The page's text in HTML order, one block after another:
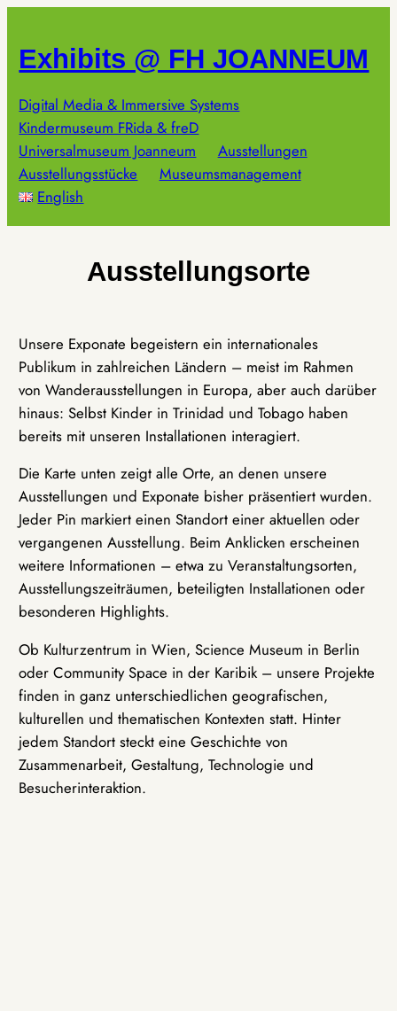
springen
Exhibits @ FH JOANNEUM
Digital Media & Immersive Systems
Kindermuseum FRida & freD
Universalmuseum Joanneum
Ausstellungen
Ausstellungsstücke
Museumsmanagement
English
Ausstellungsorte
Unsere Exponate begeistern ein internationales
Publikum in zahlreichen Ländern – meist im Rahmen
von Wanderausstellungen in Europa, aber auch darüber
hinaus: Selbst Kinder in Trinidad und Tobago haben
bereits mit unseren Installationen interagiert.
Die Karte unten zeigt alle Orte, an denen unsere
Ausstellungen und Exponate bisher präsentiert wurden.
Jeder Pin markiert einen Standort einer aktuellen oder
vergangenen Ausstellung. Beim Anklicken erscheinen
weitere Informationen – etwa zu Veranstaltungsorten,
Ausstellungszeiträumen, beteiligten Installationen oder
besonderen Highlights.
Ob Kulturzentrum in Wien, Science Museum in Berlin
oder Community Space in der Karibik – unsere Projekte
finden in ganz unterschiedlichen geografischen,
kulturellen und thematischen Kontexten statt. Hinter
jedem Standort steckt eine Geschichte von
Zusammenarbeit, Gestaltung, Technologie und
Besucherinteraktion.